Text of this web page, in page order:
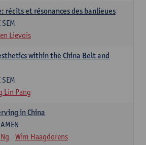
récits et résonances des banlieues
SEM
Lievois
within the China Belt and
SEM
Lin Pang
in China
Wim Haagdorens